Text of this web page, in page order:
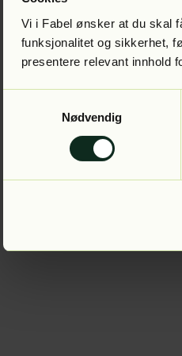
Vi i Fabel ønsker at du skal
funksjonalitet og sikkerhet,
presentere relevant innhold
Nødvendig
Application